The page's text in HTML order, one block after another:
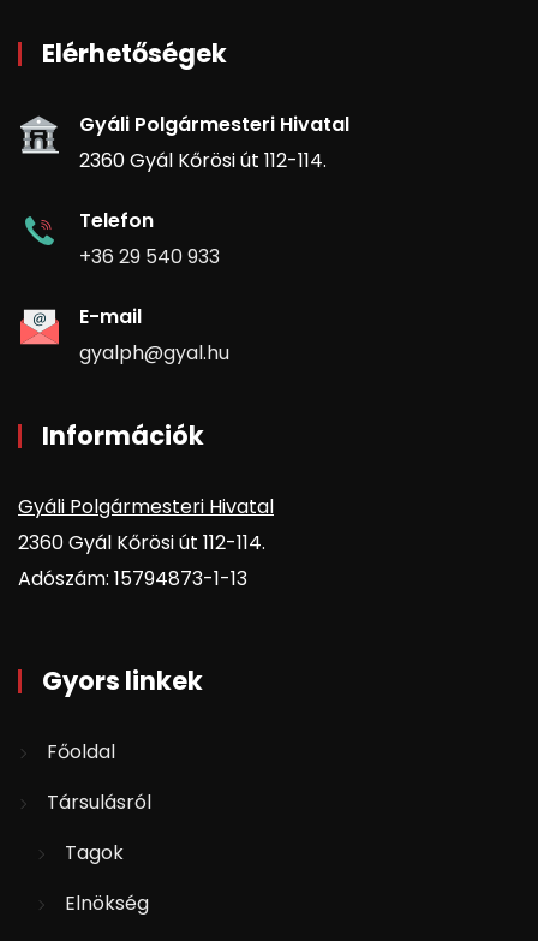
Elérhetőségek
Gyáli Polgármesteri Hivatal
2360 Gyál Kőrösi út 112-114.
Telefon
+36 29 540 933
E-mail
gyalph@gyal.hu
Információk
Gyáli Polgármesteri Hivatal
2360 Gyál Kőrösi út 112-114.
Adószám: 15794873-1-13
Gyors linkek
Főoldal
Társulásról
Tagok
Elnökség